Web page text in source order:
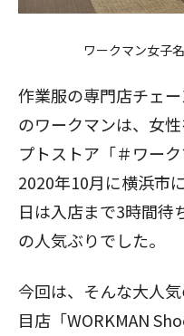
ワークマン女子
作業服の専門店チェ
のワークマンは、女
プトストア「＃ワー
2020年10月に横浜市
日は入店まで3時間待
の人気ぶりでした。
今回は、そんな大人
目店「WORKMAN